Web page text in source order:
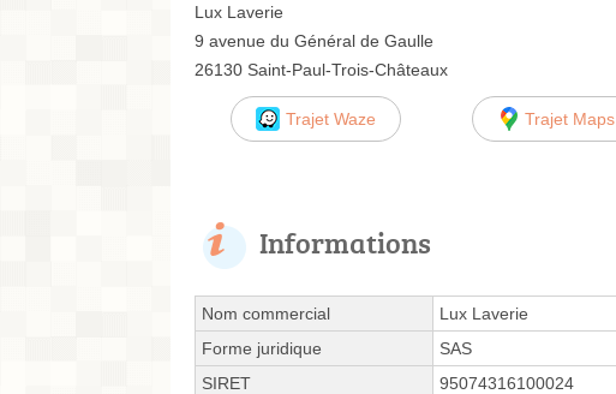
Lux Laverie
9 avenue du Général de Gaulle
26130 Saint-Paul-Trois-Châteaux
Trajet Waze Trajet Maps
Informations
Nom commercial
Lux Laverie
Forme juridique
SAS
SIRET
95074316100024